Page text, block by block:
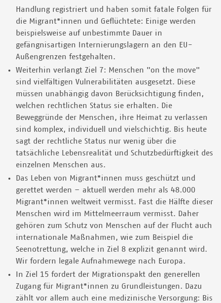
Handlung registriert und haben somit fatale Folgen für
die Migrant*innen und Geflüchtete: Einige werden
beispielsweise auf unbestimmte Dauer in
gefängnisartigen Internierungslagern an den EU-
Außengrenzen festgehalten.
Weiterhin verlangt Ziel 7: Menschen "on the move"
sind vielfältigen Vulnerabilitäten ausgesetzt. Diese
müssen unabhängig davon Berücksichtigung finden,
welchen rechtlichen Status sie erhalten. Die
Beweggründe der Menschen, ihre Heimat zu verlassen
sind komplex, individuell und vielschichtig. Bis heute
sagt der rechtliche Status nur wenig über die
tatsächliche Lebensrealität und Schutzbedürftigkeit des
einzelnen Menschen aus.
Das Leben von Migrant*innen muss geschützt und
gerettet werden – aktuell werden mehr als 48.000
Migrant*innen weltweit vermisst. Fast die Hälfte dieser
Menschen wird im Mittelmeerraum vermisst. Daher
gehören zum Schutz von Menschen auf der Flucht auch
internationale Maßnahmen, wie zum Beispiel die
Seenotrettung, welche in Ziel 8 explizit genannt wird.
Wir fordern legale Aufnahmewege nach Europa.
In Ziel 15 fordert der Migrationspakt den generellen
Zugang für Migrant*innen zu Grundleistungen. Dazu
zählt vor allem auch eine medizinische Versorgung: Bis